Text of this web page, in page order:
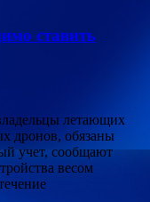
ставить
летающих
дронов, обязаны
учет, сообщают
весом